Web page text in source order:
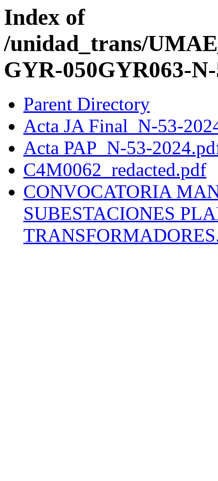
Index of
/unidad_trans/
GYR-050GYR063-
Parent Directory
Acta JA Final_N-53-
Acta PAP_N-53-
C4M0062_redacted.pdf
CONVOCATORIA
SUBESTACIONES